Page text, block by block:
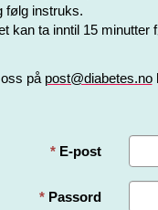
følg instruks.
kan ta inntil 15 minutter
på post@diabetes.no
E-post
Passord